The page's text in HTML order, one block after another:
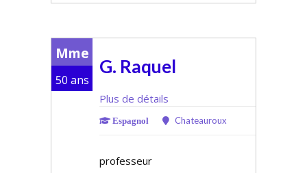
Mme
50 ans
G. Raquel
Plus de détails
Espagnol Chateauroux
professeur